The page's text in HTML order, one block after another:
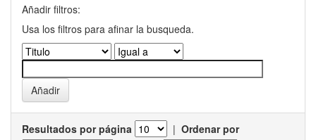
Añadir filtros:
Usa los filtros para afinar la busqueda.
Resultados por página | Ordenar por